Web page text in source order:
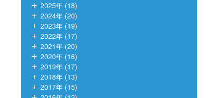
2025年 (18)
2024年 (20)
2023年 (19)
2022年 (17)
2021年 (20)
2020年 (16)
2019年 (17)
2018年 (13)
2017年 (15)